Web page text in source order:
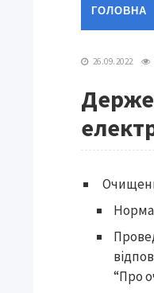
ГОЛОВНА
26.09.2022
“Про